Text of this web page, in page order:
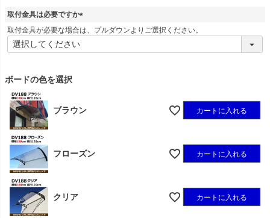
取付金具は必要ですか
(
必
取付金具が必要な場合は、プルダウンよりご選択ください。
ボードの色を選択
ブラウン カートに入れる
フローズン カートに入れる
クリア カートに入れる